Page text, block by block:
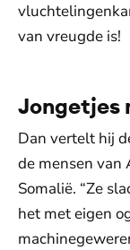
van vreugde is!
Jongetjes
Dan vertelt hij
de mensen van
Somalië. “Ze
het met eigen